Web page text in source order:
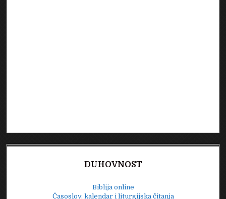
DUHOVNOST
Biblija online
Časoslov, kalendar i liturgijska čitanja